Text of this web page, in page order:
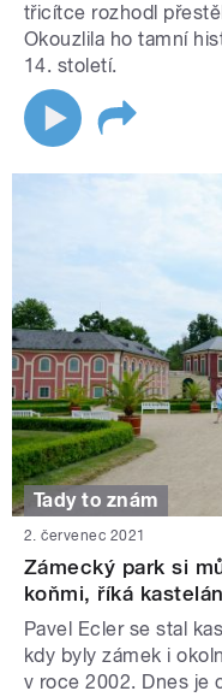
třicítce rozhodl
Okouzlila ho tamní
14. století.
Tady to znám
2. červenec 2021
Zámecký park si
koňmi, říká
Pavel Ecler se stal
kdy byly zámek i
v roce 2002. Dnes je